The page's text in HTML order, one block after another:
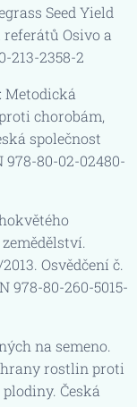
Seed Yield
Osivo a
213-2358-2
Metodická
chorobám,
společnost
978-80-02-02480-
Osvědčení č.
978-80-260-5015-
na semeno.
rostlin proti
Česká